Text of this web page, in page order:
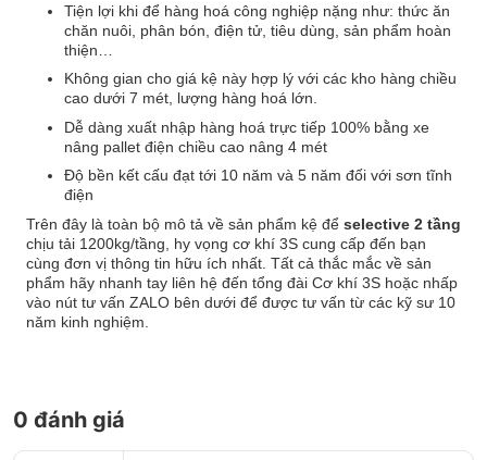
Tiện lợi khi để hàng hoá công nghiệp nặng như: thức ăn
chăn nuôi, phân bón, điện tử, tiêu dùng, sản phẩm hoàn
thiện…
Không gian cho giá kệ này hợp lý với các kho hàng chiều
cao dưới 7 mét, lượng hàng hoá lớn.
Dễ dàng xuất nhập hàng hoá trực tiếp 100% bằng xe
nâng pallet điện chiều cao nâng 4 mét
Độ bền kết cấu đạt tới 10 năm và 5 năm đối với sơn tĩnh
điện
Trên đây là toàn bộ mô tả về sản phẩm kệ để selective 2 tầng
chịu tải 1200kg/tầng, hy vọng cơ khí 3S cung cấp đến bạn
cùng đơn vị thông tin hữu ích nhất. Tất cả thắc mắc về sản
phẩm hãy nhanh tay liên hệ đến tổng đài Cơ khí 3S hoặc nhấp
vào nút tư vấn ZALO bên dưới để được tư vấn từ các kỹ sư 10
năm kinh nghiệm.
0 đánh giá